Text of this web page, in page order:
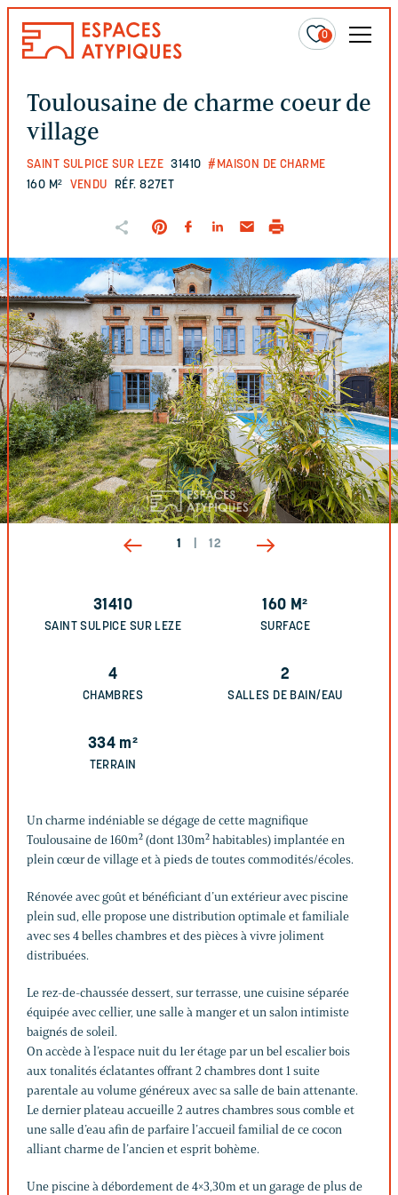
0
Toulousaine de charme coeur de
village
SAINT SULPICE SUR LEZE 31410 #MAISON DE CHARME
160 M² VENDU RÉF. 827ET
1 12
31410
SAINT SULPICE SUR LEZE
160 M²
SURFACE
4
CHAMBRES
2
SALLES DE BAIN/EAU
334 m²
TERRAIN
Un charme indéniable se dégage de cette magnifique
Toulousaine de 160m² (dont 130m² habitables) implantée en
plein cœur de village et à pieds de toutes commodités/écoles.
Rénovée avec goût et bénéficiant d’un extérieur avec piscine
plein sud, elle propose une distribution optimale et familiale
avec ses 4 belles chambres et des pièces à vivre joliment
distribuées.
Le rez-de-chaussée dessert, sur terrasse, une cuisine séparée
équipée avec cellier, une salle à manger et un salon intimiste
baignés de soleil.
On accède à l’espace nuit du 1er étage par un bel escalier bois
aux tonalités éclatantes offrant 2 chambres dont 1 suite
parentale au volume généreux avec sa salle de bain attenante.
Le dernier plateau accueille 2 autres chambres sous comble et
une salle d’eau afin de parfaire l’accueil familial de ce cocon
alliant charme de l’ancien et esprit bohème.
Une piscine à débordement de 4×3,30m et un garage de plus de